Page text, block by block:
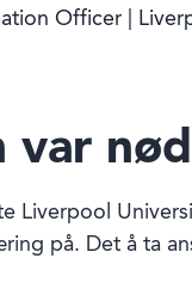
Officer |
var
Liverpool
på. Det å ta